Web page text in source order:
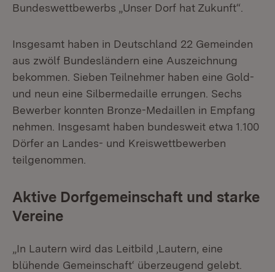
Bundeswettbewerbs „Unser Dorf hat Zukunft“.
Insgesamt haben in Deutschland 22 Gemeinden
aus zwölf Bundesländern eine Auszeichnung
bekommen. Sieben Teilnehmer haben eine Gold-
und neun eine Silbermedaille errungen. Sechs
Bewerber konnten Bronze-Medaillen in Empfang
nehmen. Insgesamt haben bundesweit etwa 1.100
Dörfer an Landes- und Kreiswettbewerben
teilgenommen.
Aktive Dorfgemeinschaft und starke
Vereine
„In Lautern wird das Leitbild ‚Lautern, eine
blühende Gemeinschaft‘ überzeugend gelebt.